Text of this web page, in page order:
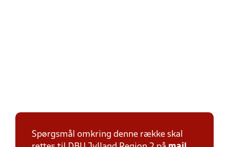
Spørgsmål omkring denne række skal